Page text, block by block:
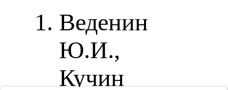
Веденин
Ю.И.,
Кучин